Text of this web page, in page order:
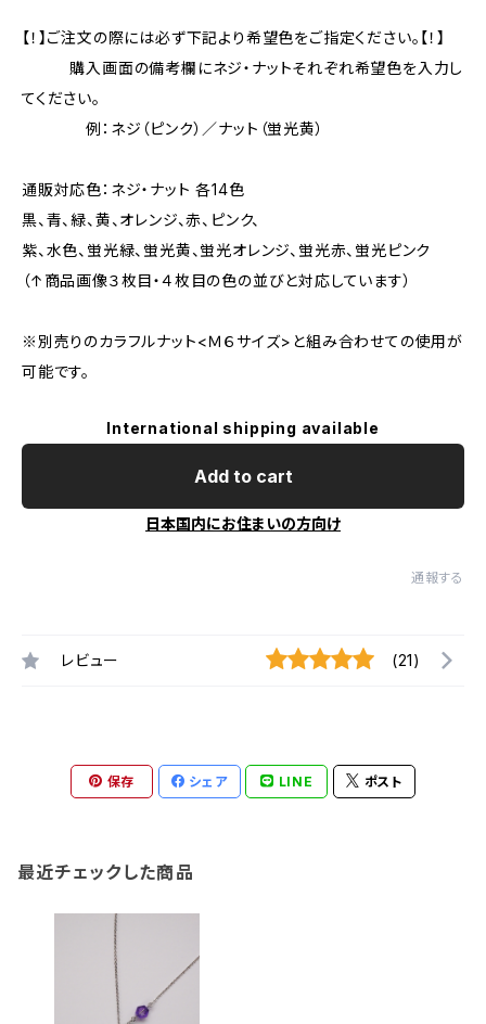
【！】ご注文の際には必ず下記より希望色をご指定ください。【！】
購入画面の備考欄にネジ・ナットそれぞれ希望色を入力し
てください。
例：ネジ（ピンク）／ナット（蛍光黄）
通販対応色：ネジ・ナット 各14色
黒、青、緑、黄、オレンジ、赤、ピンク、
紫、水色、蛍光緑、蛍光黄、蛍光オレンジ、蛍光赤、蛍光ピンク
（↑商品画像３枚目・４枚目の色の並びと対応しています）
※別売りのカラフルナット<Ｍ６サイズ>と組み合わせての使用が
可能です。
International shipping available
Add to cart
日本国内にお住まいの方向け
通報する
レビュー (21)
保存 シェア LINE ポスト
最近チェックした商品